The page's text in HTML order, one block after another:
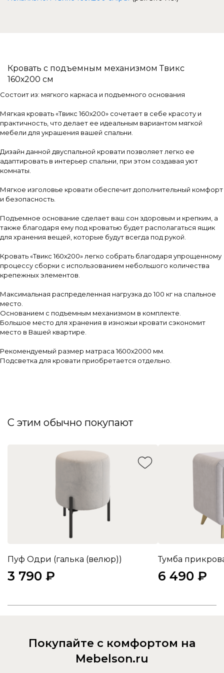
Кровать с подъемным механизмом Твикс
160х200 см
Состоит из: мягкого каркаса и подъемного основания
Мягкая кровать «Твикс 160х200» сочетает в себе красоту и
практичность, что делает ее идеальным вариантом мягкой
мебели для украшения вашей спальни.
Дизайн данной двуспальной кровати позволяет легко ее
адаптировать в интерьер спальни, при этом создавая уют
комнаты.
Мягкое изголовье кровати обеспечит дополнительный комфорт
и безопасность.
Подъемное основание сделает ваш сон здоровым и крепким, а
также благодаря ему под кроватью будет располагаться ящик
для хранения вещей, которые будут всегда под рукой.
Кровать «Твикс 160х200» легко собрать благодаря упрощенному
процессу сборки с использованием небольшого количества
крепежных элементов.
Максимальная распределенная нагрузка до 100 кг на спальное
место.
Основанием с подъемным механизмом в комплекте.
Большое место для хранения в изножьи кровати сэкономит
место в Вашей квартире.
Рекомендуемый размер матраса 1600х2000 мм.
Подсветка для кровати приобретается отдельно.
С этим обычно покупают
Пуф Одри (галька (велюр))
3 790 ₽ 6 490 ₽
Покупайте с комфортом на
Mebelson.ru